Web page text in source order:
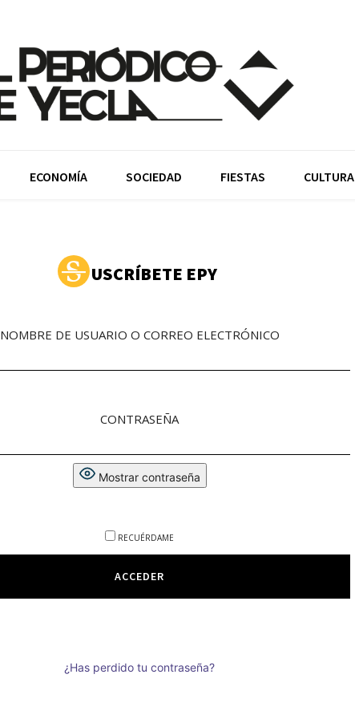
ECONOMÍA SOCIEDAD FIESTAS CULTURA
USCRÍBETE EPY
NOMBRE DE USUARIO O CORREO ELECTRÓNICO
CONTRASEÑA
Mostrar contraseña
RECUÉRDAME
¿Has perdido tu contraseña?